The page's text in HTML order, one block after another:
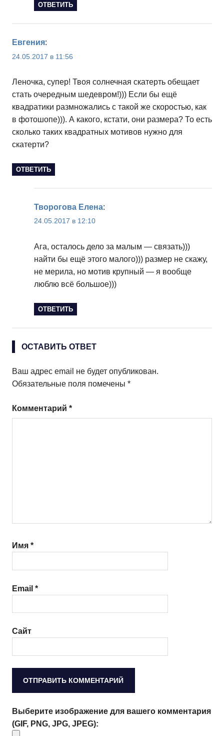
ОТВЕТИТЬ
Евгения:
24.05.2017 в 11:56
Леночка, супер! Твоя солнечная скатерть обещает
стать очередным шедевром!))) Если бы ещё
квадратики размножались с такой же скоростью, как
в фотошопе))). А какого, кстати, они размера? То есть
сколько таких квадратных мотивов нужно для
скатерти?
ОТВЕТИТЬ
Творогова Елена:
24.05.2017 в 12:10
Ага, осталось дело за малым — связать)))
найти бы ещё этого малого))) размер не скажу,
не мерила, но мотив крупный — я вообще
люблю всё большое)))
ОТВЕТИТЬ
ОСТАВИТЬ ОТВЕТ
Ваш адрес email не будет опубликован.
Обязательные поля помечены *
Комментарий *
Имя *
Email *
Сайт
Выберите изображение для вашего комментария
(GIF, PNG, JPG, JPEG):